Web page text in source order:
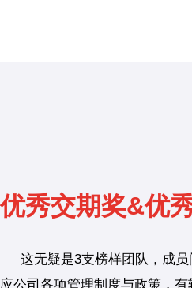
优秀交期奖&优
这无疑是3支榜样团队，成
应公司各项管理制度与政策，